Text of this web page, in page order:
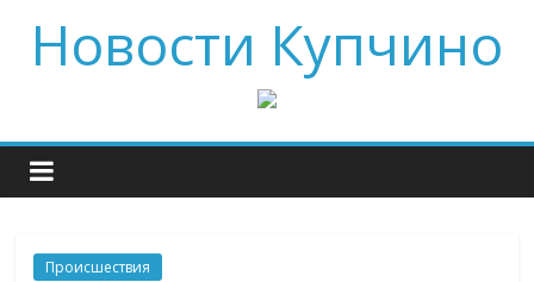
Новости Купчино
Происшествия